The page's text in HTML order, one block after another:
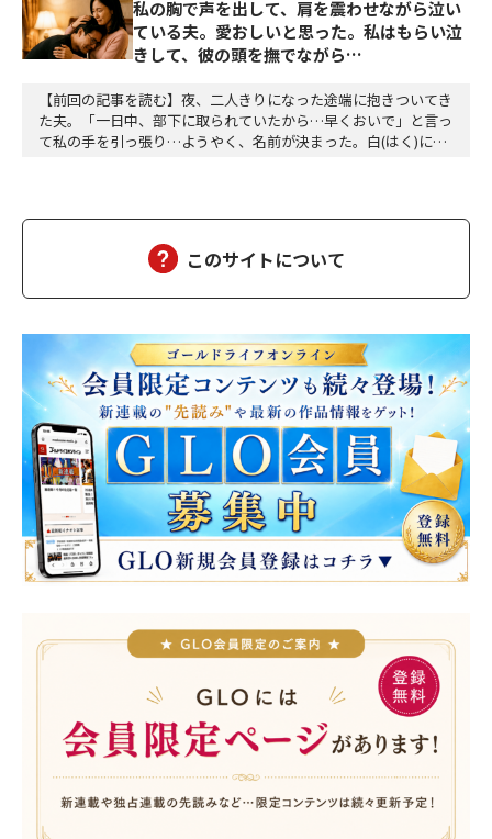
私の胸で声を出して、肩を震わせながら泣い
ている夫。愛おしいと思った。私はもらい泣
きして、彼の頭を撫でながら…
【前回の記事を読む】夜、二人きりになった途端に抱きついてき
た夫。「一日中、部下に取られていたから…早くおいで」と言っ
て私の手を引っ張り…ようやく、名前が決まった。白(はく)に決
ふふ」「母さんだって、二個食べただろう」「あら、…
このサイトについて